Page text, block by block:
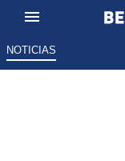
NOTICIAS